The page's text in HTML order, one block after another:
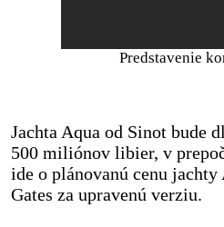
Predstavenie
Jachta Aqua od Sinot bude
500 miliónov libier, v
ide o plánovanú cenu
Gates za upravenú verziu.